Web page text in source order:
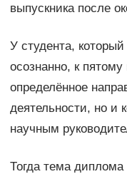
выпускника после
У студента,
осознанно, к пятому
определённое
деятельности, но и
научным
Тогда тема